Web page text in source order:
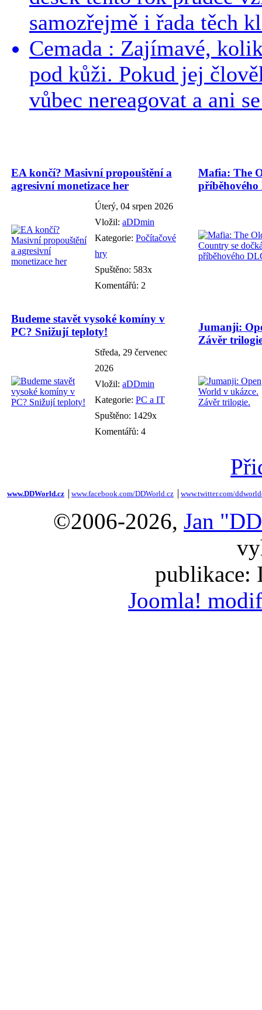
samozřejmě i řada těch
Cemada : Zajímavé,
pod kůži. Pokud jej
vůbec nereagovat a ani
EA končí? Masivní propouštění a
agresivní monetizace her
Úterý, 04 srpen 2026
Vložil: aDDmin
Kategorie: Počítačové
hry
Spuštěno: 583x
Komentářů: 2
Mafia: The
Budeme stavět vysoké komíny v
PC? Snižují teploty!
Středa, 29 červenec
2026
Vložil: aDDmin
Kategorie: PC a IT
Spuštěno: 1429x
Komentářů: 4
Jumanji:
Závěr
www.DDWorld.cz www.facebook.com/DDWorld.cz www.twitter.com/
©2006-2026, Jan
publikace:
Joomla!